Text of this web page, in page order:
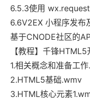
6.5.3使用
6.6V2EX 小程序发布
基于CNODE社区的
【教程】千锋
1.相关概念和准备工
2.HTML5基础.wmv
3.HTML核心元素